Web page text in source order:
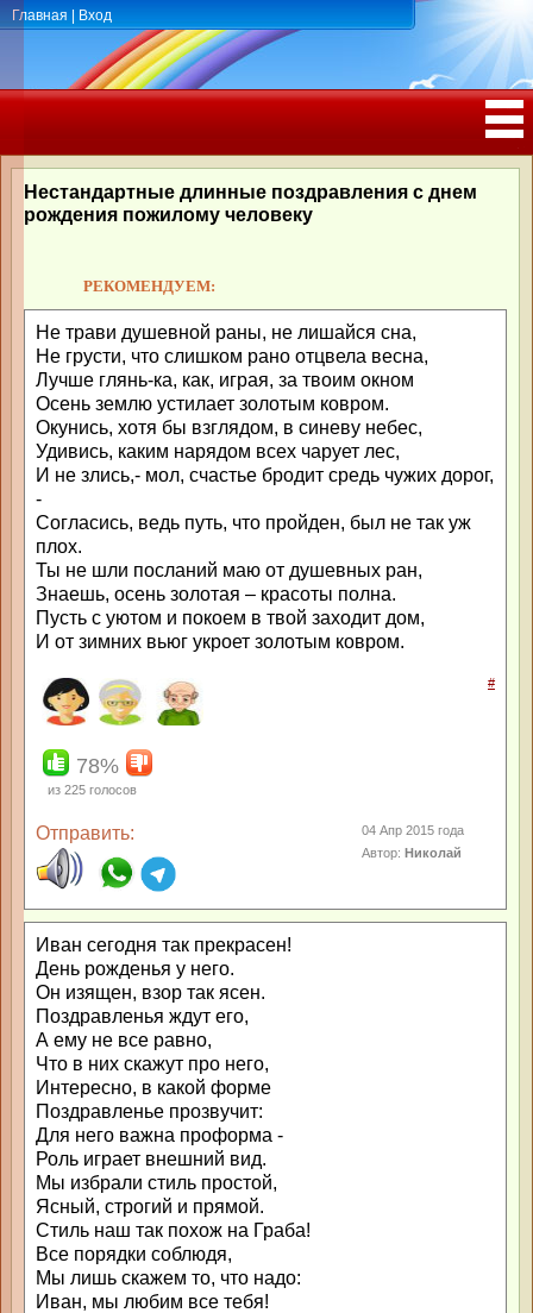
Главная Вход
РОЖДЕНИЯ, ЮБИЛЕЕМ
Нестандартные длинные поздравления с днем
рождения пожилому человеку
РЕКОМЕНДУЕМ:
Не трави душевной раны, не лишайся сна,
Не грусти, что слишком рано отцвела весна,
Лучше глянь-ка, как, играя, за твоим окном
Осень землю устилает золотым ковром.
Окунись, хотя бы взглядом, в синеву небес,
Удивись, каким нарядом всех чарует лес,
И не злись,- мол, счастье бродит средь чужих дорог,
-
Согласись, ведь путь, что пройден, был не так уж
плох.
Ты не шли посланий маю от душевных ран,
Знаешь, осень золотая – красоты полна.
Пусть с уютом и покоем в твой заходит дом,
И от зимних вьюг укроет золотым ковром.
#
78%
из 225 голосов
Отправить:
04 Апр 2015 года
Автор:Николай
Иван сегодня так прекрасен!
День рожденья у него.
Он изящен, взор так ясен.
Поздравленья ждут его,
А ему не все равно,
Что в них скажут про него,
Интересно, в какой форме
Поздравленье прозвучит:
Для него важна проформа -
Роль играет внешний вид.
Мы избрали стиль простой,
Ясный, строгий и прямой.
Стиль наш так похож на Граба!
Все порядки соблюдя,
Мы лишь скажем то, что надо:
Иван, мы любим все тебя!